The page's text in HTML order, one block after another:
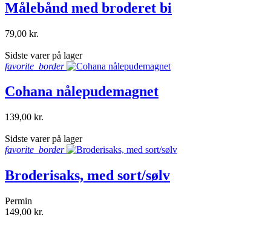
Målebånd med broderet bi
79,00 kr.
Sidste varer på lager
favorite_border
Cohana nålepudemagnet
139,00 kr.
Sidste varer på lager
favorite_border
Broderisaks, med sort/sølv
Permin
149,00 kr.